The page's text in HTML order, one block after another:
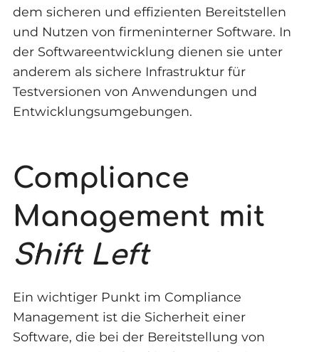
dem sicheren und effizienten Bereitstellen
und Nutzen von firmeninterner Software. In
der Softwareentwicklung dienen sie unter
anderem als sichere Infrastruktur für
Testversionen von Anwendungen und
Entwicklungsumgebungen.
Compliance
Management mit
Shift Left
Ein wichtiger Punkt im Compliance
Management ist die Sicherheit einer
Software, die bei der Bereitstellung von